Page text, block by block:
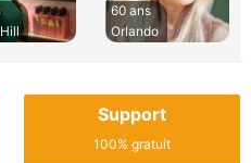
60 ans
Orlando
Support
100% gratuit